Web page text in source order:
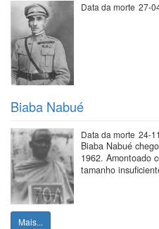
Data da morte 27-
Biaba Nabué
Data da morte 24-
Biaba Nabué
1962. Amontoado
tamanho
Mais...